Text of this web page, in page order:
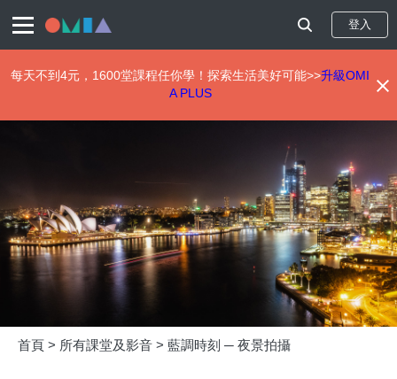
登入
每天不到4元，1600堂課程任你學！探索生活美好可能>>升級OMI
A PLUS
首頁 > 所有課堂及影音 > 藍調時刻 ─ 夜景拍攝